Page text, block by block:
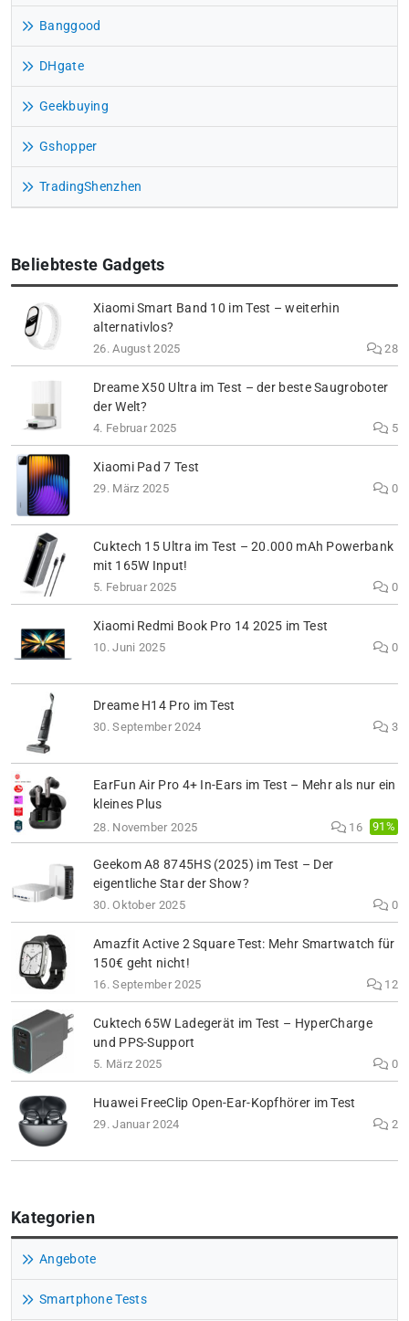
Banggood
DHgate
Geekbuying
Gshopper
TradingShenzhen
Beliebteste Gadgets
Xiaomi Smart Band 10 im Test – weiterhin
alternativlos?
26. August 2025 28
Dreame X50 Ultra im Test – der beste Saugroboter
der Welt?
4. Februar 2025 5
Xiaomi Pad 7 Test
29. März 2025 0
Cuktech 15 Ultra im Test – 20.000 mAh Powerbank
mit 165W Input!
5. Februar 2025 0
Xiaomi Redmi Book Pro 14 2025 im Test
10. Juni 2025 0
Dreame H14 Pro im Test
30. September 2024 3
EarFun Air Pro 4+ In-Ears im Test – Mehr als nur ein
kleines Plus
28. November 2025 16 91%
Geekom A8 8745HS (2025) im Test – Der
eigentliche Star der Show?
30. Oktober 2025 0
Amazfit Active 2 Square Test: Mehr Smartwatch für
150€ geht nicht!
16. September 2025 12
Cuktech 65W Ladegerät im Test – HyperCharge
und PPS-Support
5. März 2025 0
Huawei FreeClip Open-Ear-Kopfhörer im Test
29. Januar 2024 2
Kategorien
Angebote
Smartphone Tests